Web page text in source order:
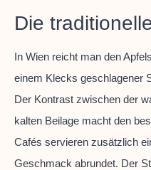
Die
In Wien reicht man den
einem Klecks geschlagener
Der Kontrast zwischen der
kalten Beilage macht den
Cafés servieren zusätzlich
Geschmack abrundet. Der